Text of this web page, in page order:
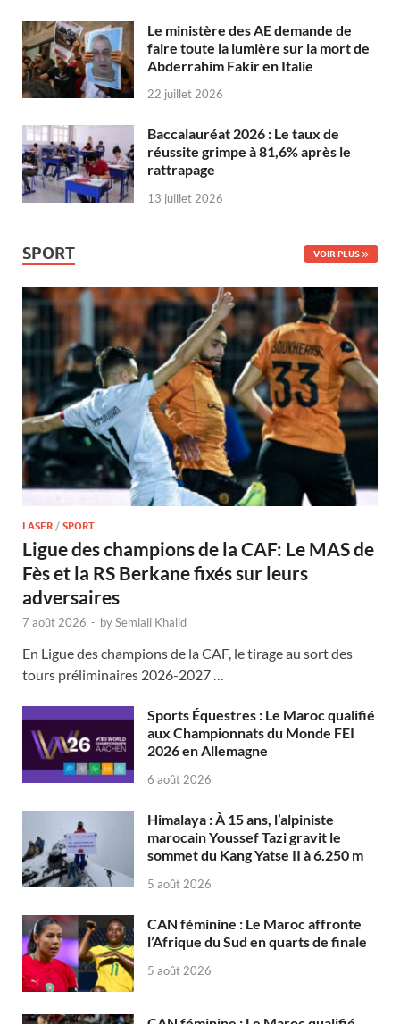
Le ministère des AE demande de
faire toute la lumière sur la mort de
Abderrahim Fakir en Italie
22 juillet 2026
Baccalauréat 2026 : Le taux de
réussite grimpe à 81,6% après le
rattrapage
13 juillet 2026
SPORT VOIR PLUS
LASER / SPORT
Ligue des champions de la CAF: Le MAS de
Fès et la RS Berkane fixés sur leurs
adversaires
7 août 2026 - bySemlali Khalid
En Ligue des champions de la CAF, le tirage au sort des
tours préliminaires 2026-2027 …
Sports Équestres : Le Maroc qualifié
aux Championnats du Monde FEI
2026 en Allemagne
6 août 2026
Himalaya : À 15 ans, l’alpiniste
marocain Youssef Tazi gravit le
sommet du Kang Yatse II à 6.250 m
5 août 2026
CAN féminine : Le Maroc affronte
l’Afrique du Sud en quarts de finale
5 août 2026